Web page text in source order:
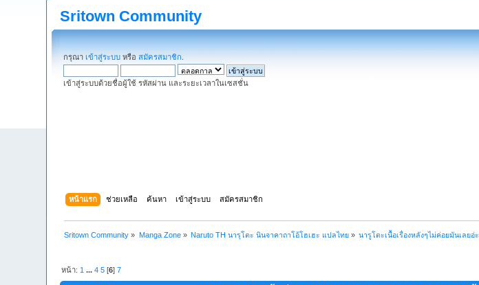
Sritown Community
กรุณา เข้าสู่ระบบ หรือสมัครสมาชิก
เข้าสู่ระบบด้วยชื่อผู้ใช้ รหัสผ่าน และระยะเวลาในเซสชั่น
หน้าแรก ช่วยเหลือ ค้นหา เข้าสู่ระบบ สมัครสมาชิก
Sritown Community » Manga Zone» Naruto TH นารุโตะ นินจาคาถาโอ้โฮเฮะ แปลไทย » นารูโตะเนื้อเรื่องหลังๆไม่ค่อยมันเลยอ่ะ
หน้า: 1 ...4 5 [6]7